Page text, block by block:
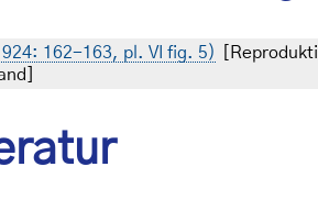
162-163, pl. VI fig. 5)